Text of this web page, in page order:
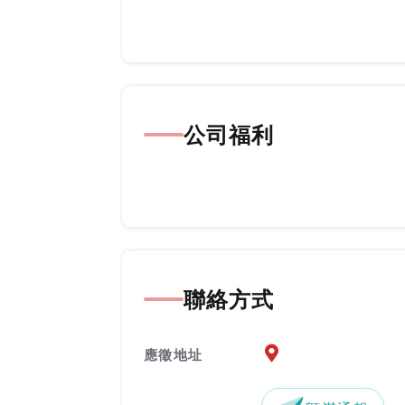
公司福利
聯絡方式
應徵地址 應徵地址地圖『另開新